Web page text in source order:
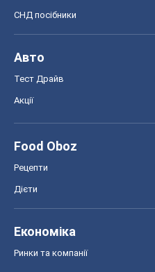
СНД посібники
Авто
Тест Драйв
Акції
Food Oboz
Рецепти
Дієти
Економіка
Ринки та компанії